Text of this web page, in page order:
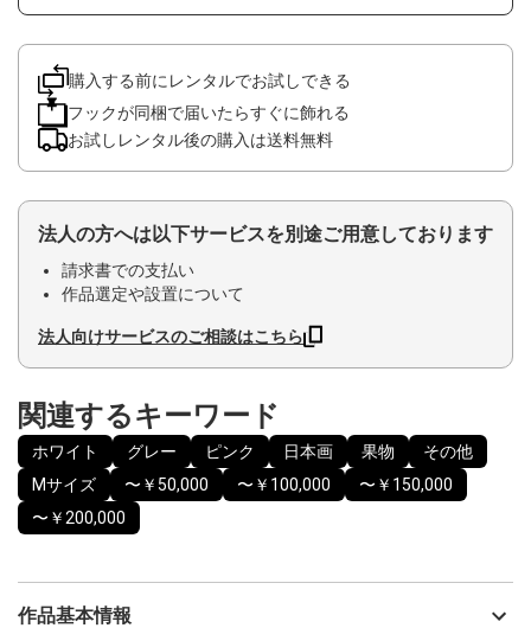
購入する前にレンタルでお試しできる
フックが同梱で届いたらすぐに飾れる
お試しレンタル後の購入は送料無料
法人の方へは以下サービスを別途ご用意しております
請求書での支払い
作品選定や設置について
法人向けサービスのご相談はこちら
関連するキーワード
ホワイト グレー ピンク 日本画 果物
その他
Mサイズ
〜￥50,000 〜￥100,000
〜￥150,000
〜￥200,000
作品基本情報